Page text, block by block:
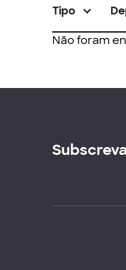
Tipo
Não foram